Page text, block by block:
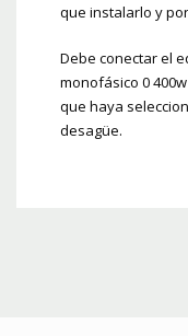
que instalarlo y
Debe conectar el
monofásico 0
que haya
desagüe.